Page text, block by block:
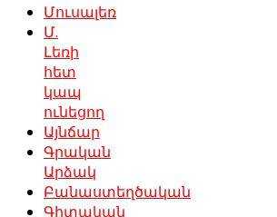
Մուսալեռ
Մ.
Լեռի
հետ
կապ
ունեցող
Այնճար
Գրական
Արձակ
Բանաստեղծական
Գիտական